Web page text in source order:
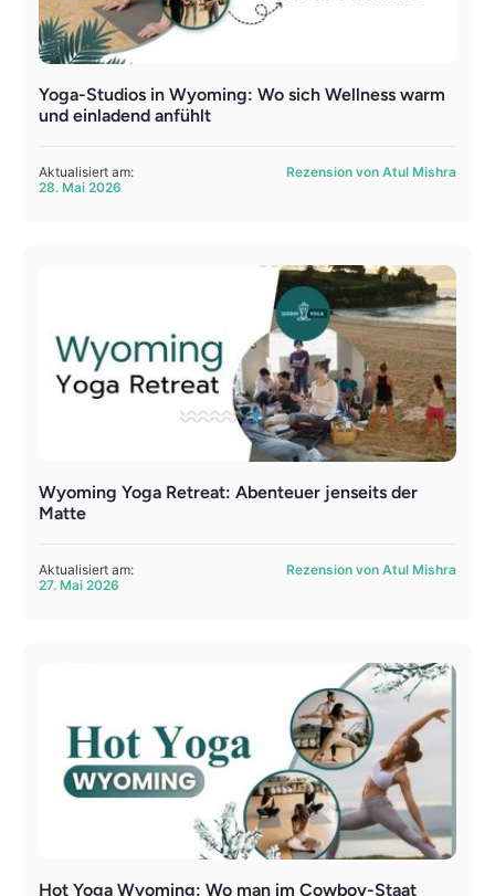
Yoga-Studios in Wyoming: Wo sich Wellness warm
und einladend anfühlt
Aktualisiert am:
28. Mai 2026
Rezension von Atul Mishra
Wyoming Yoga Retreat: Abenteuer jenseits der
Matte
Aktualisiert am:
27. Mai 2026
Rezension von Atul Mishra
Hot Yoga Wyoming: Wo man im Cowboy-Staat